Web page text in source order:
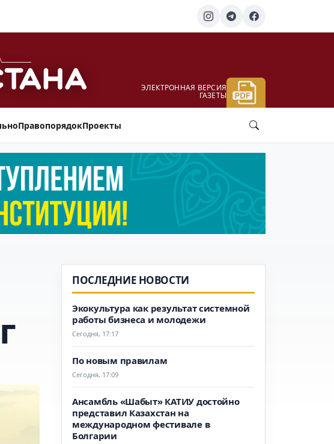
ЭЛЕКТРОННАЯ ВЕРСИЯ
ГАЗЕТЫ
ПравопорядокПроекты
ПОСЛЕДНИЕ НОВОСТИ
Экокультура как результат системной
работы бизнеса и молодежи
Сегодня, 17:17
По новым правилам
Сегодня, 17:09
Ансамбль «Шабыт» КАТИУ достойно
представил Казахстан на
международном фестивале в
Болгарии